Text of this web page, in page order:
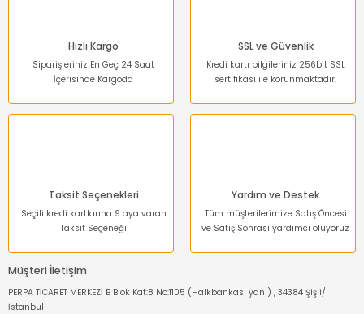
Gönder
Hızlı Kargo
Siparişleriniz En Geç 24 Saat
İçerisinde Kargoda
SSL ve Güvenlik
Kredi kartı bilgileriniz 256bit SSL
sertifikası ile korunmaktadır.
Taksit Seçenekleri
Seçili kredi kartlarına 9 aya varan
Taksit Seçeneği
Yardım ve Destek
Tüm müşterilerimize Satış Öncesi
ve Satış Sonrası yardımcı oluyoruz
Müşteri İletişim
PERPA TİCARET MERKEZİ B Blok Kat:8 No:1105 (Halkbankası yanı) , 34384 Şişli/
İstanbul